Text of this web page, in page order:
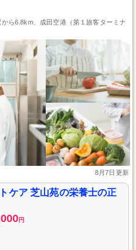
ら6.8km、成田空港（第１旅客ターミナ
8月7日更新
ケア 芝山苑の栄養士の正
円